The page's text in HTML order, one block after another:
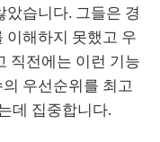
습니다. 그들은 경
이해하지 못했고 우
직전에는 이런 기능
우선순위를 최고
데 집중합니다.